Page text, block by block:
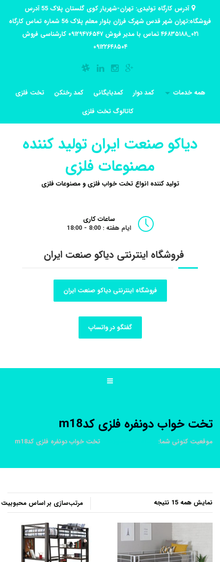
آدرس کارگاه تولیدی: تهران-شهریار کوی گلستان پلاک 55 آدرس
فروشگاه:تهران شهر قدس شهرک فرزان بلوار معلم پلاک 56 شماره تماس کارگاه
۰۲۱_۴۶۸۳۵۱۸۸ تماس با مدیر فروش ۰۹۱۲۹۴۷۶۵۴۷ کارشناسی فروش
۰۹۱۲۲۶۴۸۵۰۴
همه خدمات کمد دوار کمدبایگانی کمد رختکن
تخت فلزی
کاتالوگ تخت فلزی
دیاکو صنعت ایران تولید کننده
مصنوعات فلزی
تولید کننده انواع تخت خواب فلزی و مصنوعات فلزی
ساعات کاری
ایام هفته : 8:00 - 18:00
فروشگاه اینترنتی دیاکو صنعت ایران
فروشگاه اینترنتی دیاکو صنعت ایران
گفتگو در واتساپ
تخت خواب دونفره فلزی کدm18
موقعیت کنونی شما: تخت خواب دونفره فلزی کدm18
نمایش همه 15 نتیجه
بر
اساس
محبوبیت